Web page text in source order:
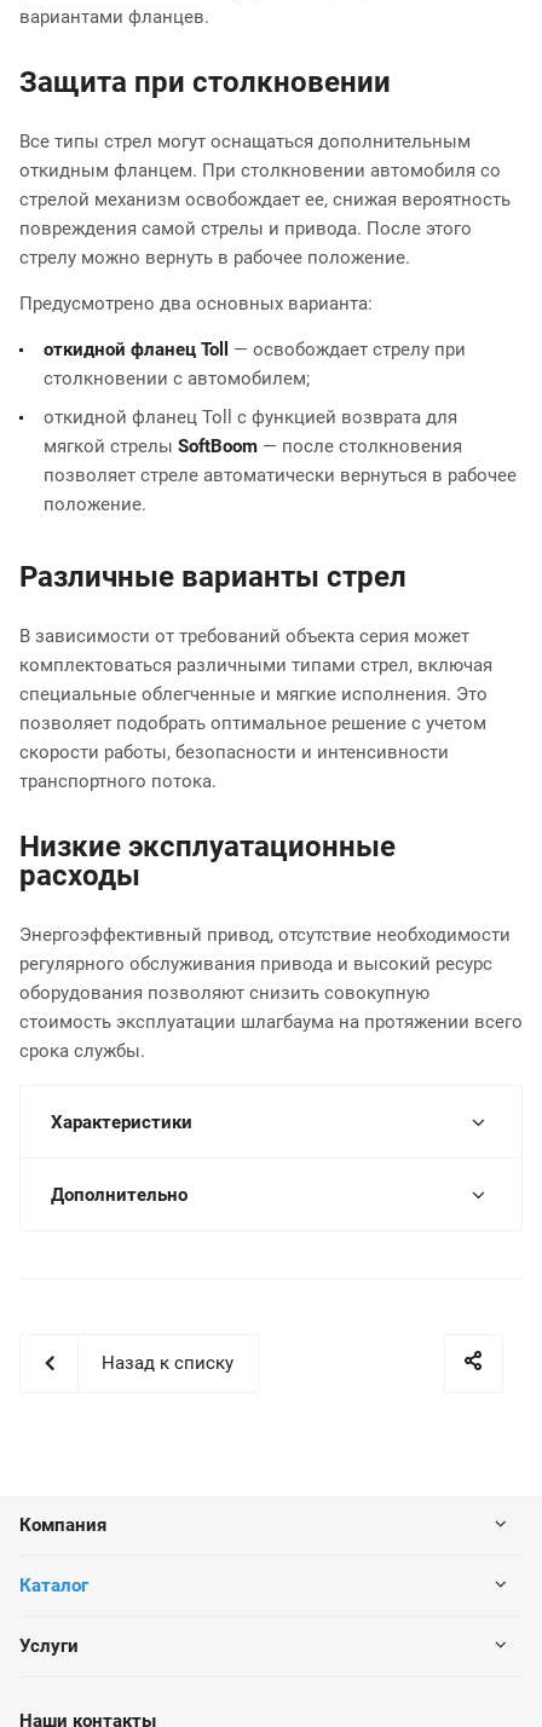
вариантами фланцев.
Защита при столкновении
Все типы стрел могут оснащаться дополнительным
откидным фланцем. При столкновении автомобиля со
стрелой механизм освобождает ее, снижая вероятность
повреждения самой стрелы и привода. После этого
стрелу можно вернуть в рабочее положение.
Предусмотрено два основных варианта:
откидной фланец Toll
— освобождает стрелу при
столкновении с автомобилем;
откидной фланец Toll с функцией возврата для
мягкой стрелы SoftBoom — после столкновения
позволяет стреле автоматически вернуться в рабочее
положение.
Различные варианты стрел
В зависимости от требований объекта серия может
комплектоваться различными типами стрел, включая
специальные облегченные и мягкие исполнения. Это
позволяет подобрать оптимальное решение с учетом
скорости работы, безопасности и интенсивности
транспортного потока.
Низкие эксплуатационные
расходы
Энергоэффективный привод, отсутствие необходимости
регулярного обслуживания привода и высокий ресурс
оборудования позволяют снизить совокупную
стоимость эксплуатации шлагбаума на протяжении всего
срока службы.
Характеристики
Дополнительно
Назад к списку
Компания
Каталог
Услуги
Наши контакты